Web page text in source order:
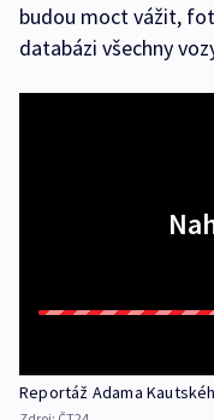
budou moct vážit,
databázi všechny
Reportáž Adama